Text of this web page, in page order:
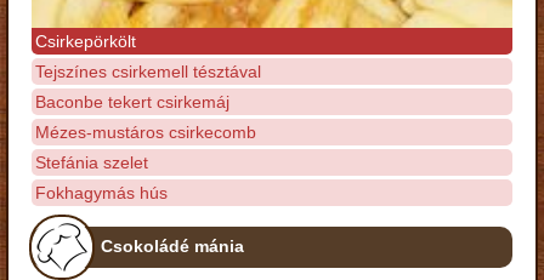
Csirkepörkölt
Tejszínes csirkemell tésztával
Baconbe tekert csirkemáj
Mézes-mustáros csirkecomb
Stefánia szelet
Fokhagymás hús
Csokoládé mánia